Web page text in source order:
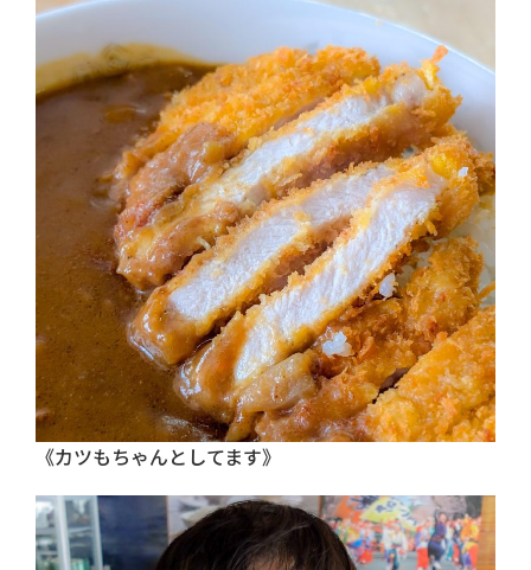
《カツもちゃんとしてます》